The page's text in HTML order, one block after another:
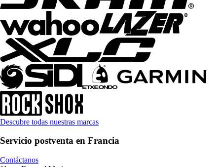
Descubre todas nuestras marcas
Servicio postventa en Francia
Contáctanos